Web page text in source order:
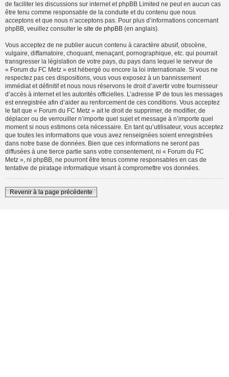
de faciliter les discussions sur internet et phpBB Limited ne peut en aucun cas
être tenu comme responsable de la conduite et du contenu que nous
acceptons et que nous n’acceptons pas. Pour plus d’informations concernant
phpBB, veuillez consulter le site de phpBB (en anglais).
Vous acceptez de ne publier aucun contenu à caractère abusif, obscène,
vulgaire, diffamatoire, choquant, menaçant, pornographique, etc. qui pourrait
transgresser la législation de votre pays, du pays dans lequel le serveur de
« Forum du FC Metz » est hébergé ou encore la loi internationale. Si vous ne
respectez pas ces dispositions, vous vous exposez à un bannissement
immédiat et définitif et nous nous réservons le droit d’avertir votre fournisseur
d’accès à internet et les autorités officielles. L’adresse IP de tous les messages
est enregistrée afin d’aider au renforcement de ces conditions. Vous acceptez
le fait que « Forum du FC Metz » ait le droit de supprimer, de modifier, de
déplacer ou de verrouiller n’importe quel sujet et message à n’importe quel
moment si nous estimons cela nécessaire. En tant qu’utilisateur, vous acceptez
que toutes les informations que vous avez renseignées soient enregistrées
dans notre base de données. Bien que ces informations ne seront pas
diffusées à une tierce partie sans votre consentement, ni « Forum du FC
Metz », ni phpBB, ne pourront être tenus comme responsables en cas de
tentative de piratage informatique visant à compromettre vos données.
Revenir à la page précédente